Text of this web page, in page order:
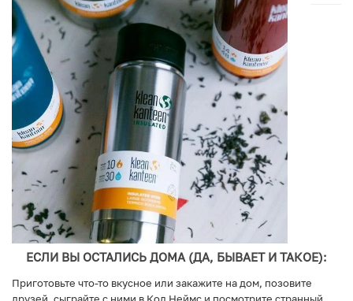
ЕСЛИ ВЫ ОСТАЛИСЬ ДОМА (ДА, БЫВАЕТ И ТАКОЕ):
Приготовьте что-то вкусное или закажите на дом, позовите